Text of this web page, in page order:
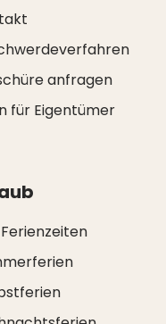
anfragen
für Eigentümer